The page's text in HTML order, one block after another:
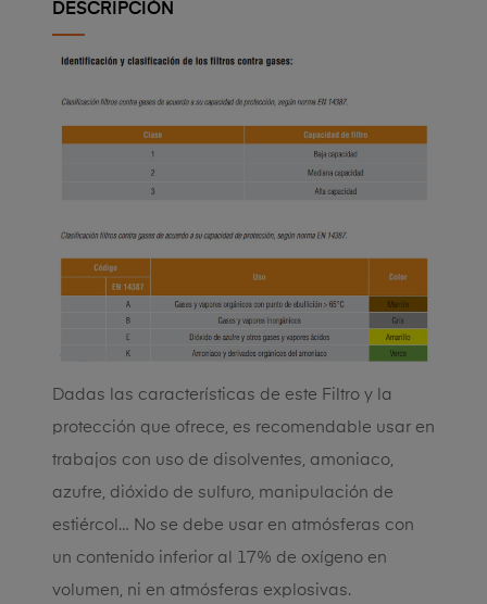
DESCRIPCIÓN
Dadas las características de este Filtro y la
protección que ofrece, es recomendable usar en
trabajos con uso de disolventes, amoniaco,
azufre, dióxido de sulfuro, manipulación de
estiércol… No se debe usar en atmósferas con
un contenido inferior al 17% de oxígeno en
volumen, ni en atmósferas explosivas.